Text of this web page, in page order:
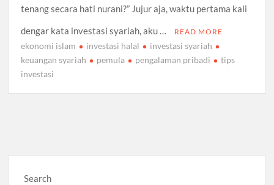
tenang secara hati nurani?” Jujur aja, waktu pertama kali
dengar kata investasi syariah, aku …
READ MORE
ekonomi islam investasi halal
investasi syariah
keuangan syariah
pemula pengalaman pribadi
tips
investasi
Search